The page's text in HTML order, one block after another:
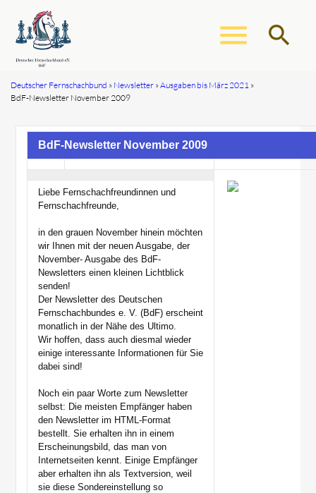
menu search
Deutscher Fernschachbund Newsletter Ausgaben bis März 2021
BdF-Newsletter November 2009
BdF-Newsletter November 2009
Liebe Fernschachfreundinnen und
Fernschachfreunde,
in den grauen November hinein möchten
wir Ihnen mit der neuen Ausgabe, der
November- Ausgabe des BdF-
Newsletters einen kleinen Lichtblick
senden!
Der Newsletter des Deutschen
Fernschachbundes e. V. (BdF) erscheint
monatlich in der Nähe des Ultimo.
Wir hoffen, dass auch diesmal wieder
einige interessante Informationen für Sie
dabei sind!
Noch ein paar Worte zum Newsletter
selbst: Die meisten Empfänger haben
den Newsletter im HTML-Format
bestellt. Sie erhalten ihn in einem
Erscheinungsbild, das man von
Internetseiten kennt. Einige Empfänger
aber erhalten ihn als Textversion, weil
sie diese Sondereinstellung so